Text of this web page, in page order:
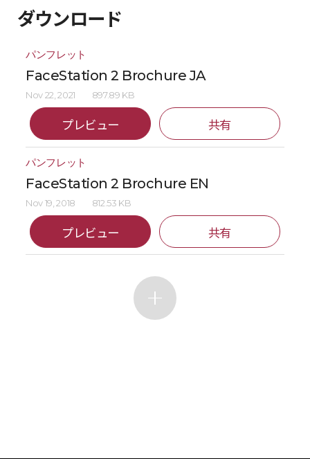
ダウンロード
パンフレット
FaceStation 2 Brochure JA
Nov 22, 2021 897.89 KB
プレビュー 共有
パンフレット
FaceStation 2 Brochure EN
Nov 19, 2018 812.53 KB
プレビュー 共有